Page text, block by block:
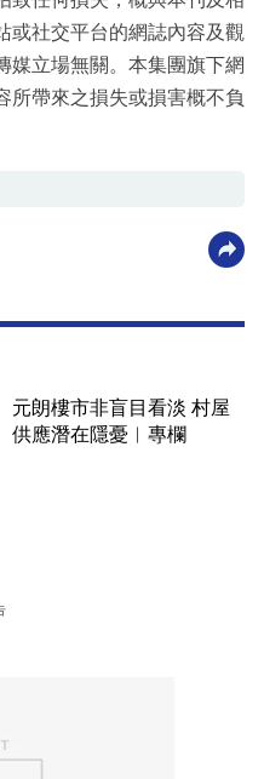
或社交平台的網誌內容及觀
媒立場無關。本集團旗下網
所帶來之損失或損害概不負
元朗樓市非盲目看淡 村屋
供應潛在隱憂︳專欄